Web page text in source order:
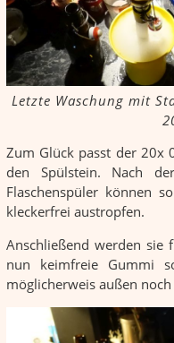
Letzte Waschung mit
Zum Glück passt der 20x
den Spülstein. Nach
Flaschenspüler können
kleckerfrei austropfen.
Anschließend werden sie
nun keimfreie Gummi
möglicherweis außen